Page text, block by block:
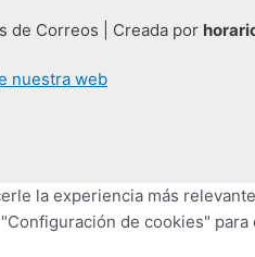
de Correos | Creada por
nuestra web
la experiencia más
de cookies"